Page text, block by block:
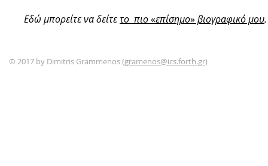
Εδώ μπορείτε να δείτετο πιο«επίσημο»βιογραφικό μου.
© 2017 by Dimitris Grammenos (gramenos@ics.forth.gr)